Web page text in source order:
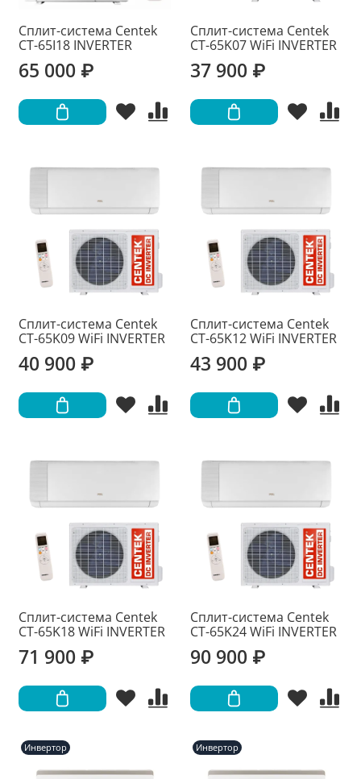
Сплит-система Centek
CT-65I18 INVERTER
65 000 ₽
Сплит-система Centek
CT-65K07 WiFi INVERTER
37 900 ₽
Сплит-система Centek
CT-65K09 WiFi INVERTER
40 900 ₽
Сплит-система Centek
CT-65K12 WiFi INVERTER
43 900 ₽
Сплит-система Centek
CT-65K18 WiFi INVERTER
71 900 ₽
Сплит-система Centek
CT-65K24 WiFi INVERTER
90 900 ₽
Инвертор Инвертор